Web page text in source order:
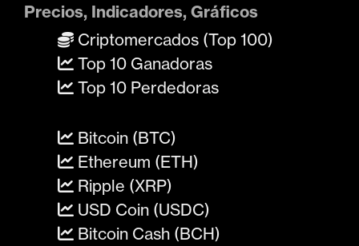
Precios, Indicadores, Gráficos
Criptomercados (Top 100)
Top 10 Ganadoras
Top 10 Perdedoras
Bitcoin (BTC)
Ethereum (ETH)
Ripple (XRP)
USD Coin (USDC)
Bitcoin Cash (BCH)